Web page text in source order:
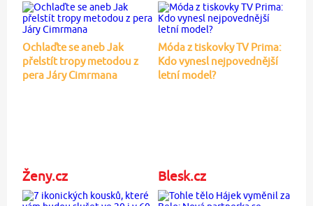
Ochlaďte se aneb Jak
přelstít tropy metodou z
pera Járy Cimrmana
Móda z tiskovky TV Prima:
Kdo vynesl nejpovednější
letní model?
Ženy.cz Blesk.cz